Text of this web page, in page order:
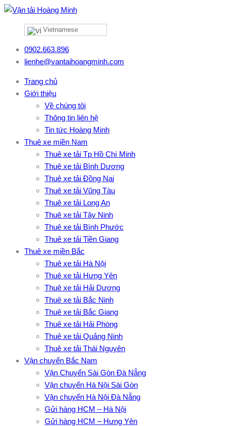
Vietnamese
0902.663.896
lienhe@vantaihoangminh.com
Trang chủ
Giới thiệu
Về chúng tôi
Thông tin liên hệ
Tin tức Hoàng Minh
Thuê xe miền Nam
Thuê xe tải Tp Hồ Chí Minh
Thuê xe tải Bình Dương
Thuê xe tải Đồng Nai
Thuê xe tải Vũng Tàu
Thuê xe tải Long An
Thuê xe tải Tây Ninh
Thuê xe tải Bình Phước
Thuê xe tải Tiền Giang
Thuê xe miền Bắc
Thuê xe tải Hà Nội
Thuê xe tải Hưng Yên
Thuê xe tải Hải Dương
Thuê xe tải Bắc Ninh
Thuê xe tải Bắc Giang
Thuê xe tải Hải Phòng
Thuê xe tải Quảng Ninh
Thuê xe tải Thái Nguyên
Vận chuyển Bắc Nam
Vận Chuyển Sài Gòn Đà Nẵng
Vận chuyển Hà Nội Sài Gòn
Vận chuyển Hà Nội Đà Nẵng
Gửi hàng HCM – Hà Nội
Gửi hàng HCM – Hưng Yên